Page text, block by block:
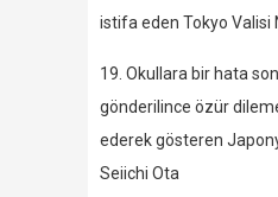
istifa eden Tokyo Valisi
19. Okullara bir hata
gönderilince özür
ederek gösteren
Seiichi Ota